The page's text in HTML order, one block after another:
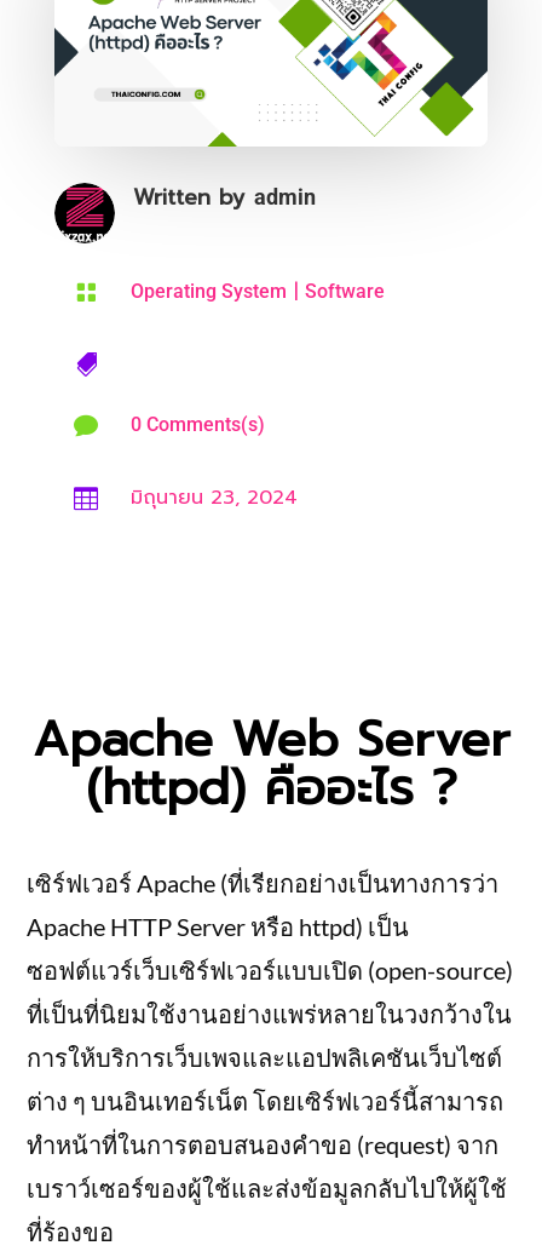
Written by admin
 Operating System | Software

 0 Comments(s)
 มิถุนายน 23, 2024
Apache Web Server
(httpd) คืออะไร ?
เซิร์ฟเวอร์ Apache (ที่เรียกอย่างเป็นทางการว่า
Apache HTTP Server หรือ httpd) เป็น
ซอฟต์แวร์เว็บเซิร์ฟเวอร์แบบเปิด (open-source)
ที่เป็นที่นิยมใช้งานอย่างแพร่หลายในวงกว้างใน
การให้บริการเว็บเพจและแอปพลิเคชันเว็บไซต์
ต่าง ๆ บนอินเทอร์เน็ต โดยเซิร์ฟเวอร์นี้สามารถ
ทำหน้าที่ในการตอบสนองคำขอ (request) จาก
เบราว์เซอร์ของผู้ใช้และส่งข้อมูลกลับไปให้ผู้ใช้
ที่ร้องขอ